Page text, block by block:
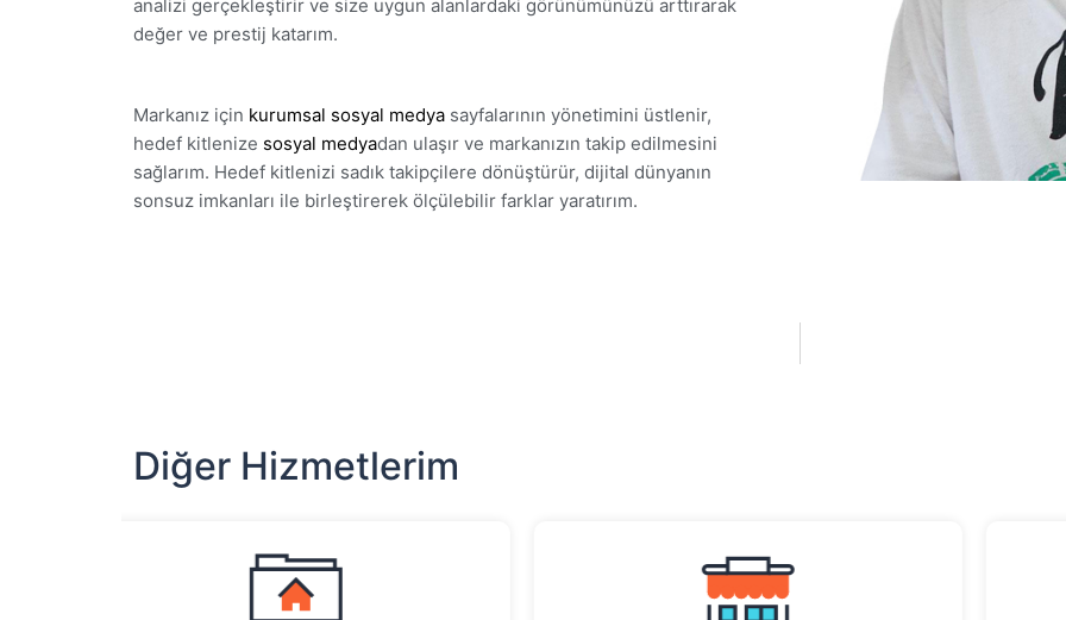
analizi gerçekleştirir ve size uygun alanlardaki görünümünüzü arttırarak
değer ve prestij katarım.
Markanız için kurumsal sosyal medya sayfalarının yönetimini üstlenir,
hedef kitlenize sosyal medyadan ulaşır ve markanızın takip edilmesini
sağlarım. Hedef kitlenizi sadık takipçilere dönüştürür, dijital dünyanın
sonsuz imkanları ile birleştirerek ölçülebilir farklar yaratırım.
Diğer Hizmetlerim